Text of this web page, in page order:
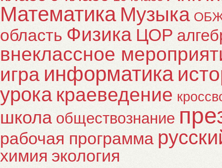
Математика Музыка
область Физика ЦОР
внеклассное
игра информатика
урока краеведение
школа обществознание
рабочая программа
химия экология